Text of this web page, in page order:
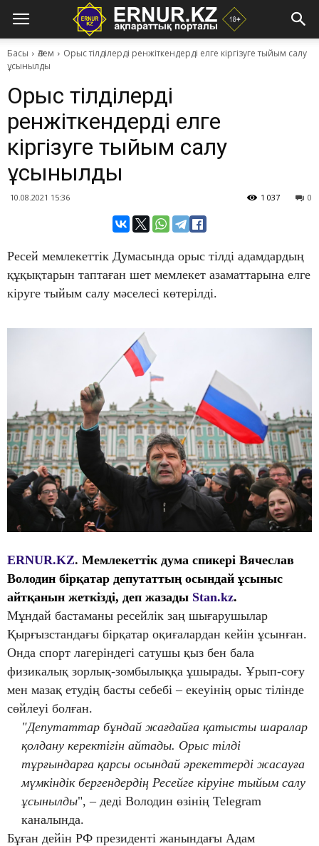
Басы Әлем
Орыс тілділерді ренжіткендерді елге кіргізуге тыйым салу
ұсынылды
Орыс тілділерді
ренжіткендерді елге
кіргізуге тыйым салу
ұсынылды
10.08.2021 15:36 0
1 037
​Ресей мемлекеттік Думасында орыс тілді адамдардың
құқықтарын таптаған шет мемлекет азаматтарына елге
кіруге тыйым салу мәселесі көтерілді.
ERNUR.KZ. Мемлекеттік дума спикері Вячеслав
Володин бірқатар депутаттың осындай ұсыныс
айтқанын жеткізді, деп жазады Stan.kz.
Мұндай бастаманы ресейлік заң шығарушылар
Қырғызстандағы бірқатар оқиғалардан кейін ұсынған.
Онда спорт лагеріндегі сатушы қыз бен бала
физикалық зорлық-зомбылыққа ұшырады. Ұрып-соғу
мен мазақ етудің басты себебі – екеуінің орыс тілінде
сөйлеуі болған.
"Депутаттар бұндай жағдайға қатысты шаралар
қолдану керектігін айтады. Орыс тілді
тұрғындарға қарсы осындай әрекеттерді жасауға
мүмкіндік бергендердің Ресейге кіруіне тыйым салу
ұсынылды", – деді Володин өзінің Telegram
каналында.
Бұған дейін РФ президенті жанындағы Адам